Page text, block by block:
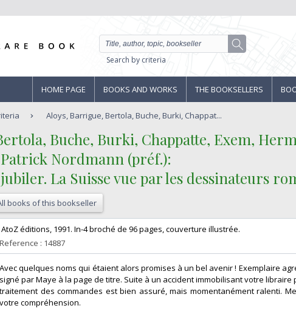
Search by criteria
HOME PAGE BOOKS AND WORKS THE BOOKSELLERS
Aloys, Barrigue, Bertola, Buche, Burki, Chappat...
Buche, Burki, Chappatte, Exem,
Nordmann (préf.):
La Suisse vue par les dessinateurs
books of this bookseller
‎ AtoZ éditions, 1991. In-4 broché de 96 pages, couverture illustrée. ‎
Reference : 14887
‎Avec quelques noms qui étaient alors promises à un bel avenir ! Exemplaire
signé par Maye à la page de titre. Suite à un accident immobilisant votre
traitement des commandes est bien assuré, mais momentanément ralenti.
votre compréhension.‎